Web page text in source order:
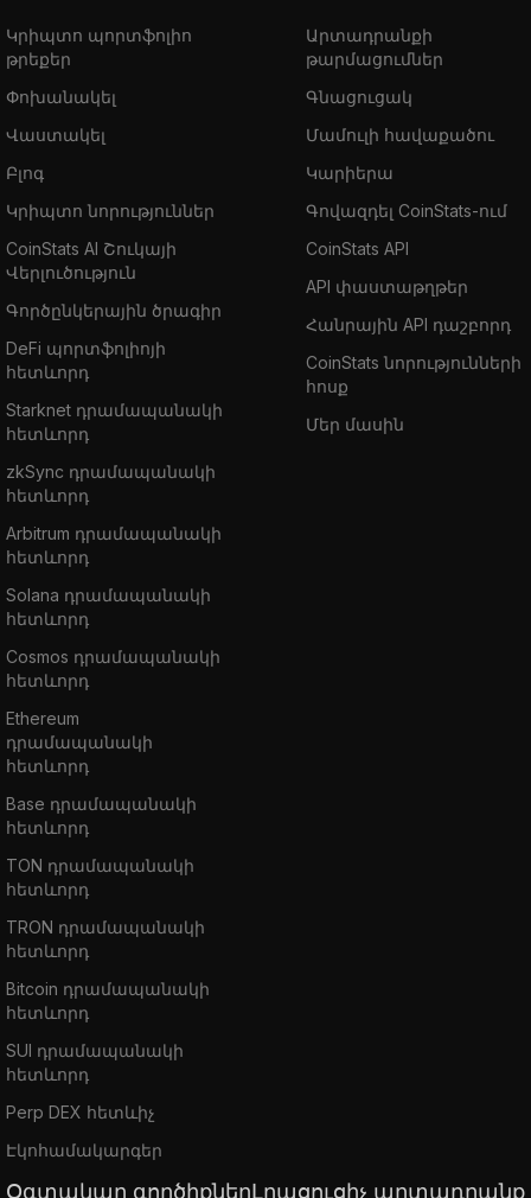
Կրիպտո պորտֆոլիո
թրեքեր
Փոխանակել
Վաստակել
Բլոգ
Կրիպտո նորություններ
CoinStats AI Շուկայի
Վերլուծություն
Գործընկերային ծրագիր
DeFi պորտֆոլիոյի
հետևորդ
Starknet դրամապանակի
հետևորդ
zkSync դրամապանակի
հետևորդ
Arbitrum դրամապանակի
հետևորդ
Solana դրամապանակի
հետևորդ
Cosmos դրամապանակի
հետևորդ
Ethereum
դրամապանակի
հետևորդ
Base դրամապանակի
հետևորդ
TON դրամապանակի
հետևորդ
TRON դրամապանակի
հետևորդ
Bitcoin դրամապանակի
հետևորդ
SUI դրամապանակի
հետևորդ
Perp DEX հետևիչ
Էկոհամակարգեր
Արտադրանքի
թարմացումներ
Գնացուցակ
Մամուլի հավաքածու
Կարիերա
Գովազդել CoinStats-ում
CoinStats API
API փաստաթղթեր
Հանրային API դաշբորդ
CoinStats նորությունների
հոսք
Մեր մասին
Օգտակար գործիքներ Լրացուցիչ արտադրանք